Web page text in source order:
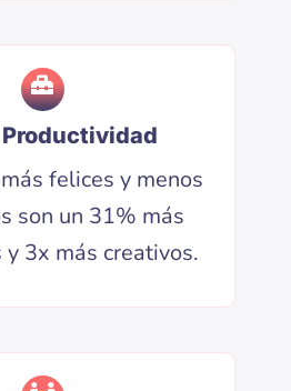
felices y menos
son un 31% más
3x más creativos.